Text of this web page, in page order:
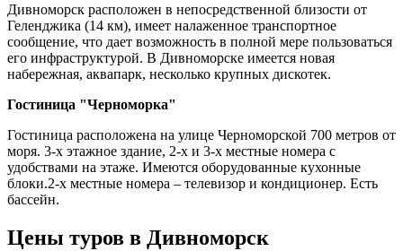
Дивноморск расположен в непосредственной близости от
Геленджика (14 км), имеет налаженное транспортное
сообщение, что дает возможность в полной мере пользоваться
его инфраструктурой. В Дивноморске имеется новая
набережная, аквапарк, несколько крупных дискотек.
Гостиница "Черноморка"
Гостиница расположена на улице Черноморской 700 метров от
моря. 3-х этажное здание, 2-х и 3-х местные номера с
удобствами на этаже. Имеются оборудованные кухонные
блоки.2-х местные номера – телевизор и кондиционер. Есть
бассейн.
Цены туров в Дивноморск